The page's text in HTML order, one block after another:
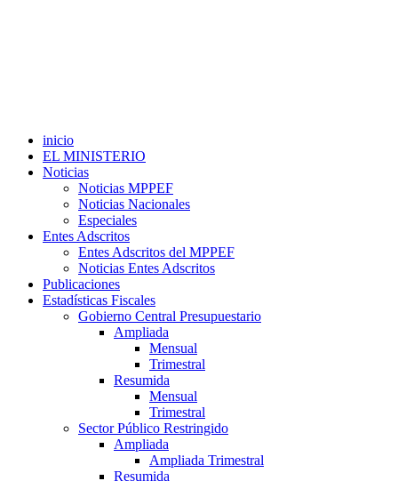
inicio
EL MINISTERIO
Noticias
Noticias MPPEF
Noticias Nacionales
Especiales
Entes Adscritos
Entes Adscritos del MPPEF
Noticias Entes Adscritos
Publicaciones
Estadísticas Fiscales
Gobierno Central Presupuestario
Ampliada
Mensual
Trimestral
Resumida
Mensual
Trimestral
Sector Público Restringido
Ampliada
Ampliada Trimestral
Resumida